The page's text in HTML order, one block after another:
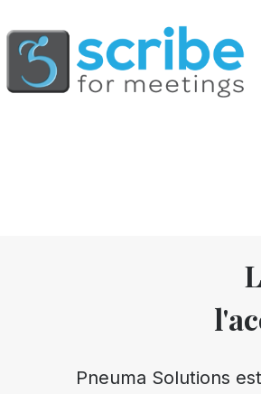
Pneuma Solutions